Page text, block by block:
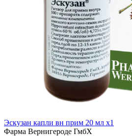
Эскузан капли вн прим 20 мл x1
Фарма Вернигероде ГмбХ